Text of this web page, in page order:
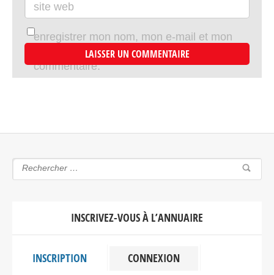
site web
enregistrer mon nom, mon e-mail et mon
site dans le navigateur pour mon prochain
commentaire.
INSCRIVEZ-VOUS À L’ANNUAIRE
INSCRIPTION CONNEXION